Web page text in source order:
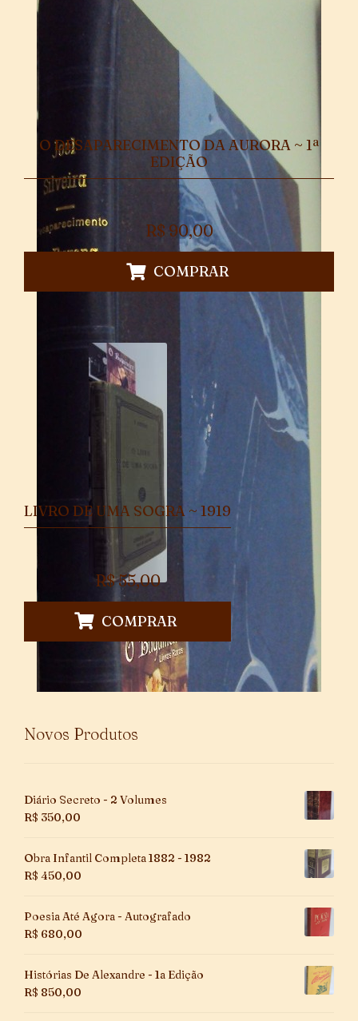
O DESAPARECIMENTO DA AURORA ~ 1ª
EDIÇÃO
R$ 90,00
COMPRAR
LIVRO DE UMA SOGRA ~ 1919
R$55,00
COMPRAR
Novos Produtos
Diário Secreto - 2 Volumes
R$ 350,00
Obra Infantil Completa 1882 - 1982
R$ 450,00
Poesia Até Agora - Autografado
R$ 680,00
Histórias De Alexandre - 1a Edição
R$ 850,00